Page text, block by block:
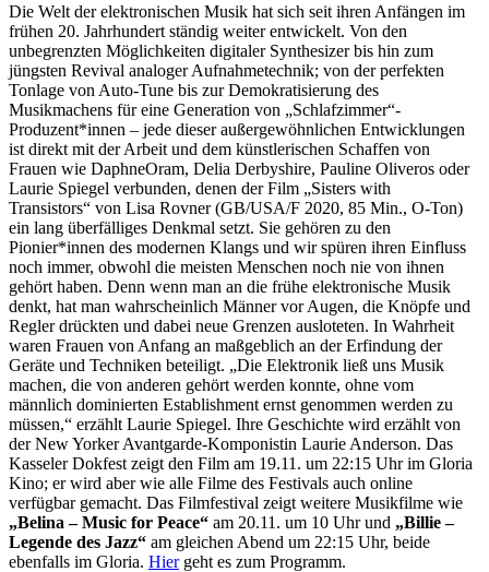
Die Welt der elektronischen Musik hat sich seit ihren Anfängen im
frühen 20. Jahrhundert ständig weiter entwickelt. Von den
unbegrenzten Möglichkeiten digitaler Synthesizer bis hin zum
jüngsten Revival analoger Aufnahmetechnik; von der perfekten
Tonlage von Auto-Tune bis zur Demokratisierung des
Musikmachens für eine Generation von „Schlafzimmer“-
Produzent*innen – jede dieser außergewöhnlichen Entwicklungen
ist direkt mit der Arbeit und dem künstlerischen Schaffen von
Frauen wie DaphneOram, Delia Derbyshire, Pauline Oliveros oder
Laurie Spiegel verbunden, denen derFilm „Sisters with
Transistors“ von Lisa Rovner (GB/USA/F 2020, 85 Min., O-Ton)
ein lang überfälliges Denkmal setzt. Sie gehören zu den
Pionier*innen des modernen Klangs und wir spüren ihren Einfluss
noch immer, obwohl die meisten Menschen noch nie von ihnen
gehört haben. Denn wenn man an die frühe elektronische Musik
denkt, hat man wahrscheinlich Männer vor Augen, die Knöpfe und
Regler drückten und dabei neue Grenzen ausloteten. In Wahrheit
waren Frauen von Anfang an maßgeblich an der Erfindung der
Geräte und Techniken beteiligt. „Die Elektronik ließ uns Musik
machen, die von anderen gehört werden konnte, ohne vom
männlich dominierten Establishment ernst genommen werden zu
müssen,“ erzählt Laurie Spiegel. Ihre Geschichte wird erzählt von
der New Yorker Avantgarde-Komponistin Laurie Anderson. Das
Kasseler Dokfest zeigt den Film am 19.11. um 22:15 Uhr im Gloria
Kino; er wird aber wie alle Filme des Festivals auch online
verfügbar gemacht. Das Filmfestival zeigt weitere Musikfilme wie
„Belina – Music for Peace“ am 20.11. um 10 Uhr und „Billie –
Legende des Jazz“ am gleichen Abend um 22:15 Uhr, beide
ebenfalls im Gloria. Hiergeht es zum Programm.